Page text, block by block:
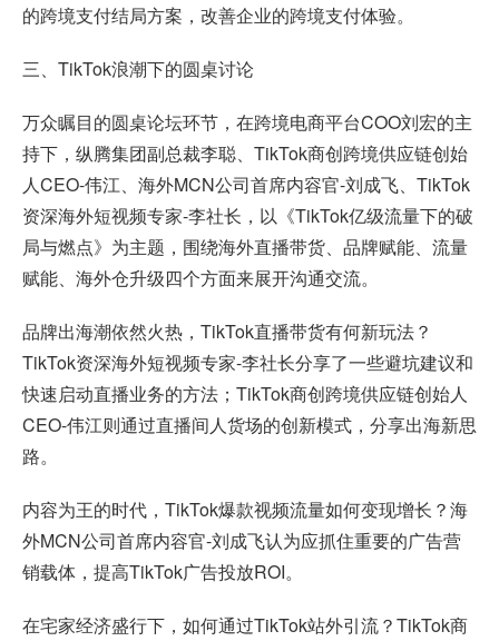
的跨境支付结局方案，改善企业的跨境支付体验。
三、TikTok浪潮下的圆桌讨论
万众瞩目的圆桌论坛环节，在跨境电商平台COO刘宏的主
持下，纵腾集团副总裁李聪、TikTok商创跨境供应链创始
人CEO-伟江、海外MCN公司首席内容官-刘成飞、TikTok
资深海外短视频专家-李社长，以《TikTok亿级流量下的破
局与燃点》为主题，围绕海外直播带货、品牌赋能、流量
赋能、海外仓升级四个方面来展开沟通交流。
品牌出海潮依然火热，TikTok直播带货有何新玩法？
TikTok资深海外短视频专家-李社长分享了一些避坑建议和
快速启动直播业务的方法；TikTok商创跨境供应链创始人
CEO-伟江则通过直播间人货场的创新模式，分享出海新思
路。
内容为王的时代，TikTok爆款视频流量如何变现增长？海
外MCN公司首席内容官-刘成飞认为应抓住重要的广告营
销载体，提高TikTok广告投放ROI。
在宅家经济盛行下，如何通过TikTok站外引流？TikTok商